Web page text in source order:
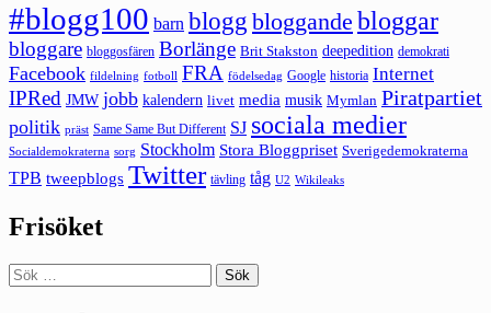
#blogg100 barn blogg bloggande bloggar
bloggare bloggosfären Borlänge Brit Stakston deepedition demokrati
Facebook fildelning fotboll FRA födelsedag Google historia Internet
IPRed JMW jobb kalendern livet media musik Mymlan Piratpartiet
politik präst Same Same But Different SJ sociala medier
Socialdemokraterna sorg Stockholm Stora Bloggpriset Sverigedemokraterna
TPB tweepblogs Twitter tävling tåg U2 Wikileaks
Frisöket
Sök
efter: